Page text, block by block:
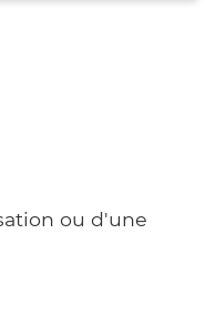
ou d'une